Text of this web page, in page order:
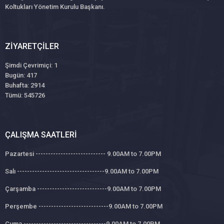
Koltukları Yönetim Kurulu Başkanı.
ZIYARETÇILER
Şimdi Çevrimiçi: 1
Bugün: 417
Buhafta: 2914
Tümü: 545726
ÇALIŞMA SAATLERI
Pazartesi ---------------------------- 9.00AM to 7.00PM
Salı -----------------------------------9.00AM to 7.00PM
Çarşamba ----------------------------9.00AM to 7.00PM
Perşembe ----------------------------9.00AM to 7.00PM